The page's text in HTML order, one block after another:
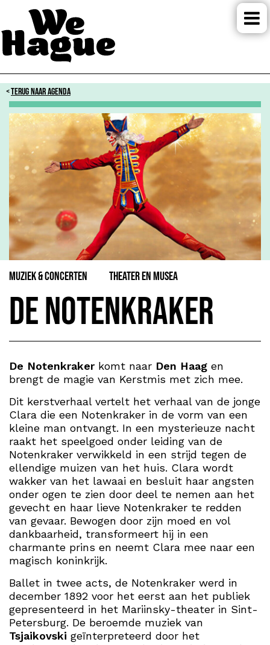
TERUG NAAR AGENDA
Muziek & Concerten Theater en Musea
De Notenkraker
De Notenkraker komt naar Den Haag en
brengt de magie van Kerstmis met zich mee.
Dit kerstverhaal vertelt het verhaal van de jonge
Clara die een Notenkraker in de vorm van een
kleine man ontvangt. In een mysterieuze nacht
raakt het speelgoed onder leiding van de
Notenkraker verwikkeld in een strijd tegen de
ellendige muizen van het huis. Clara wordt
wakker van het lawaai en besluit haar angsten
onder ogen te zien door deel te nemen aan het
gevecht en haar lieve Notenkraker te redden
van gevaar. Bewogen door zijn moed en vol
dankbaarheid, transformeert hij in een
charmante prins en neemt Clara mee naar een
magisch koninkrijk.
Ballet in twee acts, de Notenkraker werd in
december 1892 voor het eerst aan het publiek
gepresenteerd in het Mariinsky-theater in Sint-
Petersburg. De beroemde muziek van
Tsjaikovski geïnterpreteerd door het